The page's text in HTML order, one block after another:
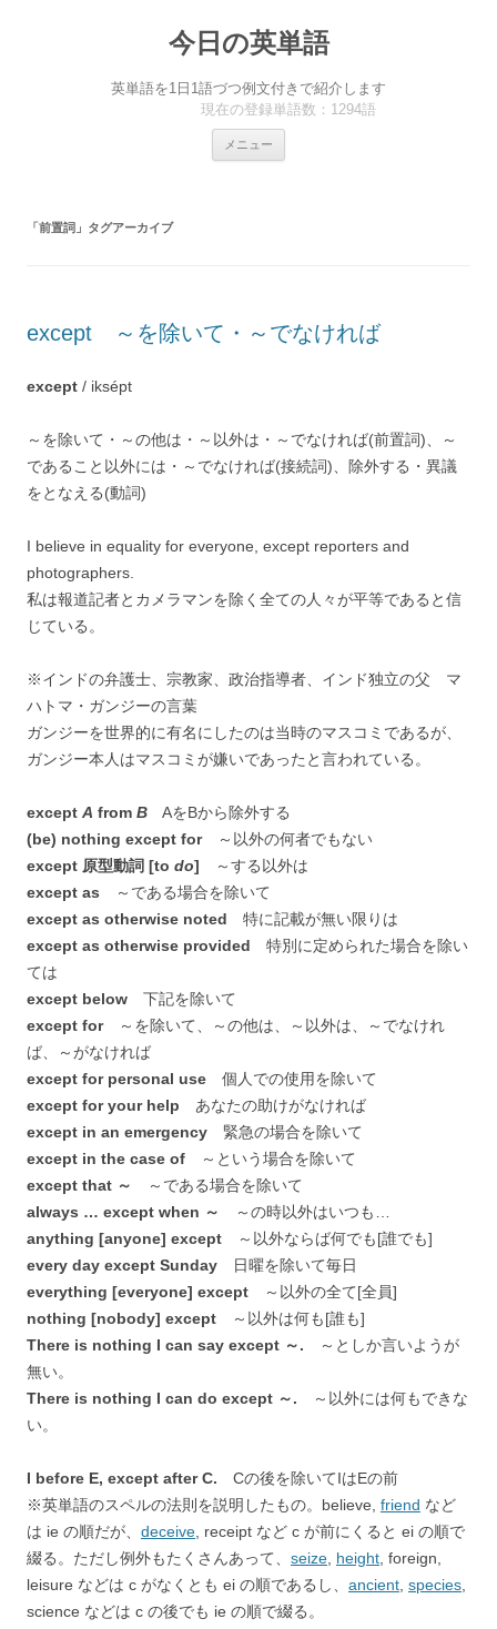
今日の英単語
英単語を1日1語づつ例文付きで紹介します
現在の登録単語数：1294語
メニュー
「前置詞 」タグアーカイブ
except ～を除いて・～でなければ
except / iksépt
～を除いて・～の他は・～以外は・～でなければ(前置詞)、～
であること以外には・～でなければ(接続詞)、除外する・異議
をとなえる(動詞)
I believe in equality for everyone, except reporters and
photographers.
私は報道記者とカメラマンを除く全ての人々が平等であると信
じている。
※インドの弁護士、宗教家、政治指導者、インド独立の父 マ
ハトマ・ガンジーの言葉
ガンジーを世界的に有名にしたのは当時のマスコミであるが、
ガンジー本人はマスコミが嫌いであったと言われている。
except A from B AをBから除外する
(be) nothing except for～以外の何者でもない
except 原型動詞 [to do] ～する以外は
except as ～である場合を除いて
except as otherwise noted 特に記載が無い限りは
except as otherwise provided 特別に定められた場合を除い
ては
except below 下記を除いて
except for～を除いて、～の他は、～以外は、～でなけれ
ば、～がなければ
except for personal use 個人での使用を除いて
except for your help あなたの助けがなければ
except in an emergency 緊急の場合を除いて
except in the case of ～という場合を除いて
except that ～
～である場合を除いて
always … except when ～
～の時以外はいつも…
anything [anyone] except ～以外ならば何でも[誰でも]
every day except Sunday 日曜を除いて毎日
everything [everyone] except ～以外の全て[全員]
nothing [nobody] except ～以外は何も[誰も]
There is nothing I can say except ～. ～としか言いようが
無い。
There is nothing I can do except ～. ～以外には何もできな
い。
I before E, except after C. Cの後を除いてIはEの前
※英単語のスペルの法則を説明したもの。believe, friend など
は ie の順だが、 deceive , receipt など c が前にくると ei の順で
綴る。ただし例外もたくさんあって、 seize height , foreign,
leisure などは c がなくとも ei の順であるし、 ancient species
science などは c の後でも ie の順で綴る。